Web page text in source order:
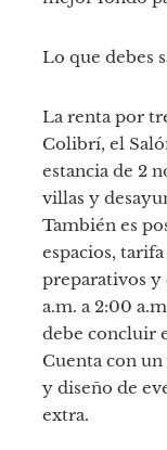
Lo que debes
La renta por
Colibrí, el
estancia de 2
villas y
También es
espacios,
preparativos y
a.m. a 2:00
debe concluir
Cuenta con
y diseño de
extra.